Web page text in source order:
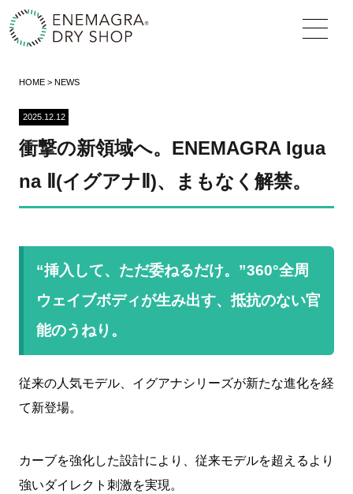
HOME > NEWS
2025.12.12
衝撃の新領域へ。ENEMAGRA Igua
na Ⅱ(イグアナⅡ)、まもなく解禁。
“挿入して、ただ委ねるだけ。”360°全周
ウェイブボディが生み出す、抵抗のない官
能のうねり 。
従来の人気モデル、イグアナシリーズが新たな進化を経
て新登場。
カーブを強化した設計により、従来モデルを超えるより
強いダイレクト刺激を実現。